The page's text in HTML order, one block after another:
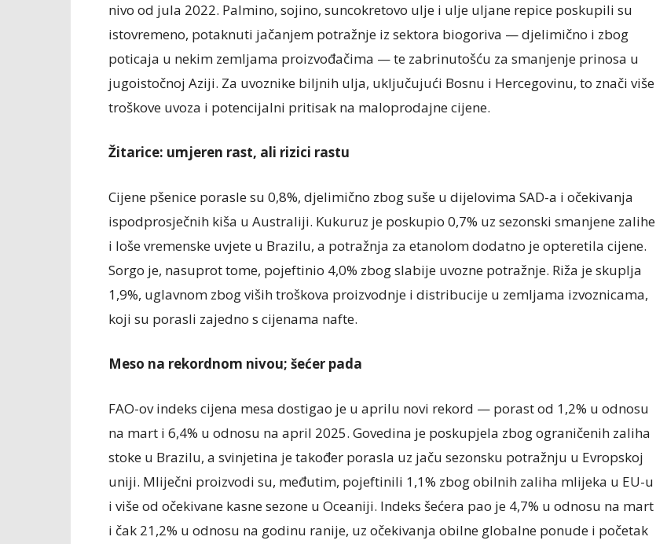
nivo od jula 2022. Palmino, sojino, suncokretovo ulje i ulje uljane repice poskupili su
istovremeno, potaknuti jačanjem potražnje iz sektora biogoriva — djelimično i zbog
poticaja u nekim zemljama proizvođačima — te zabrinutošću za smanjenje prinosa u
jugoistočnoj Aziji. Za uvoznike biljnih ulja, uključujući Bosnu i Hercegovinu, to znači više
troškove uvoza i potencijalni pritisak na maloprodajne cijene.
Žitarice: umjeren rast, ali rizici rastu
Cijene pšenice porasle su 0,8%, djelimično zbog suše u dijelovima SAD-a i očekivanja
ispodprosječnih kiša u Australiji. Kukuruz je poskupio 0,7% uz sezonski smanjene zalihe
i loše vremenske uvjete u Brazilu, a potražnja za etanolom dodatno je opteretila cijene.
Sorgo je, nasuprot tome, pojeftinio 4,0% zbog slabije uvozne potražnje. Riža je skuplja
1,9%, uglavnom zbog viših troškova proizvodnje i distribucije u zemljama izvoznicama,
koji su porasli zajedno s cijenama nafte.
Meso na rekordnom nivou; šećer pada
FAO-ov indeks cijena mesa dostigao je u aprilu novi rekord — porast od 1,2% u odnosu
na mart i 6,4% u odnosu na april 2025. Govedina je poskupjela zbog ograničenih zaliha
stoke u Brazilu, a svinjetina je također porasla uz jaču sezonsku potražnju u Evropskoj
uniji. Mliječni proizvodi su, međutim, pojeftinili 1,1% zbog obilnih zaliha mlijeka u EU-u
i više od očekivane kasne sezone u Oceaniji. Indeks šećera pao je 4,7% u odnosu na mart
i čak 21,2% u odnosu na godinu ranije, uz očekivanja obilne globalne ponude i početak